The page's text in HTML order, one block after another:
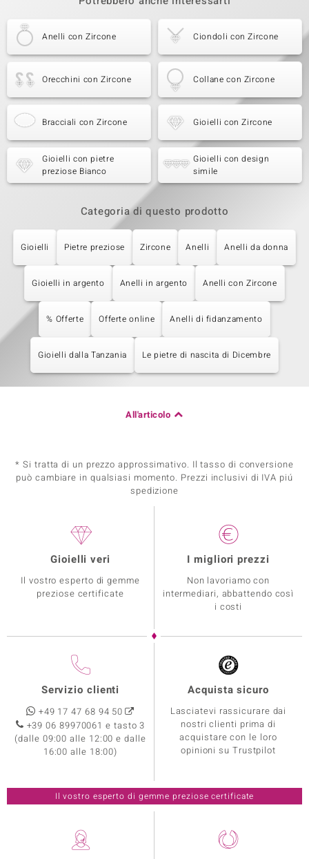
Anelli con Zircone Ciondoli con Zircone
Orecchini con Zircone Collane con Zircone
Bracciali con Zircone Gioielli con Zircone
Gioielli con pietre
preziose Bianco
Gioielli con design
simile
Categoria di questo prodotto
Gioielli Pietre preziose Zircone Anelli Anelli da donna
Gioielli in argento Anelli in argento Anelli con Zircone
% Offerte Offerte online Anelli di fidanzamento
Gioielli dalla Tanzania Le pietre di nascita di Dicembre
All'articolo
* Si tratta di un prezzo approssimativo. Il tasso di conversione
può cambiare in qualsiasi momento. Prezzi inclusivi di IVA piú
spedizione
Gioielli veri
Il vostro esperto di gemme
preziose certificate
I migliori prezzi
Non lavoriamo con
intermediari, abbattendo così
i costi
Servizio clienti
+49 17 47 68 94 50
+39 06 89970061 e tasto 3
(dalle 09:00 alle 12:00 e dalle
16:00 alle 18:00)
Acquista sicuro
Lasciatevi rassicurare dai
nostri clienti prima di
acquistare con le loro
opinioni su Trustpilot
Il vostro esperto di gemme preziose certificate